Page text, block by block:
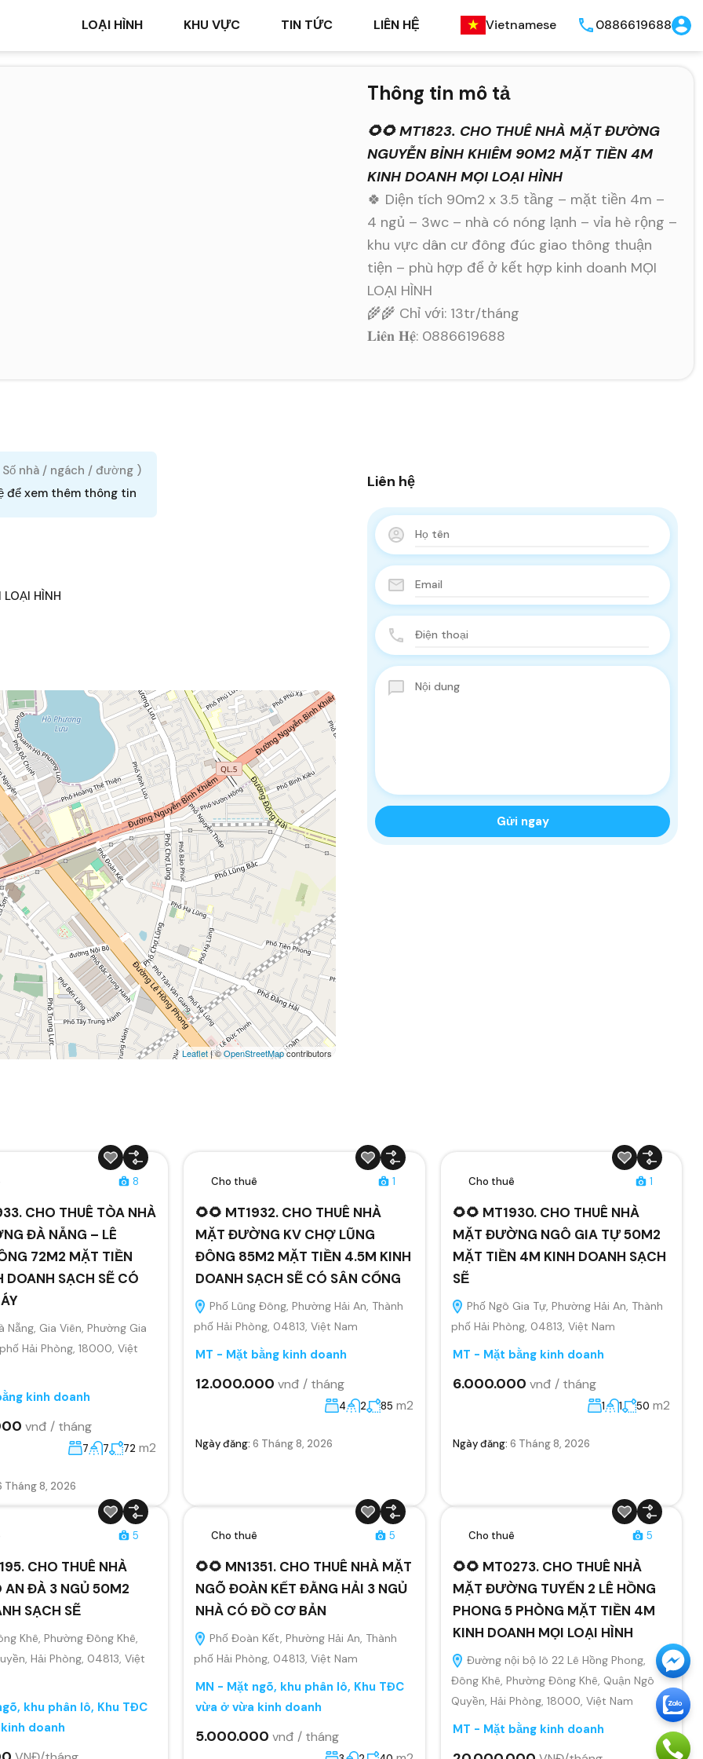
LOẠI HÌNH KHU VỰC TIN TỨC LIÊN HỆ Vietnamese 0886619688
Thông tin mô tả
🌻🌻 MT1823. CHO THUÊ NHÀ MẶT ĐƯỜNG
NGUYỄN BỈNH KHIÊM 90M2 MẶT TIỀN 4M
KINH DOANH MỌI LOẠI HÌNH
🍀 Diện tích 90m2 x 3.5 tầng – mặt tiền 4m –
4 ngủ – 3wc – nhà có nóng lạnh – vỉa hè rộng –
khu vực dân cư đông đúc giao thông thuận
tiện – phù hợp để ở kết hợp kinh doanh MỌI
LOẠI HÌNH
🌾🌾 Chỉ với: 13tr/tháng
𝐋𝐢𝐞̂𝐧 𝐇𝐞̣̂: 0886619688
nhà / ngách / đường )
để xem thêm thông tin
LOẠI HÌNH
Leaflet| ©OpenStreetMapcontributors
Liên hệ
8
CHO THUÊ TÒA NHÀ
ĐÀ NẴNG – LÊ
72M2 MẶT TIỀN
DOANH SẠCH SẼ CÓ
Gia Viên, Phường Gia
Hải Phòng, 18000, Việt
kinh doanh
vnđ / tháng
7 7 72 m2
Tháng 8, 2026
Cho thuê 1
🌻🌻 MT1932. CHO THUÊ NHÀ
MẶT ĐƯỜNG KV CHỢ LŨNG
ĐÔNG 85M2 MẶT TIỀN 4.5M KINH
DOANH SẠCH SẼ CÓ SÂN CỔNG
Phố Lũng Đông, Phường Hải An, Thành
phố Hải Phòng, 04813, Việt Nam
MT - Mặt bằng kinh doanh
12.000.000 vnđ / tháng
4 2 85 m2
Ngày đăng: 6 Tháng 8, 2026
Cho thuê 1
🌻🌻 MT1930. CHO THUÊ NHÀ
MẶT ĐƯỜNG NGÔ GIA TỰ 50M2
MẶT TIỀN 4M KINH DOANH SẠCH
SẼ
Phố Ngô Gia Tự, Phường Hải An, Thành
phố Hải Phòng, 04813, Việt Nam
MT - Mặt bằng kinh doanh
6.000.000 vnđ / tháng
1 1 50 m2
Ngày đăng: 6 Tháng 8, 2026
5
CHO THUÊ NHÀ
AN ĐÀ 3 NGỦ 50M2
SẠCH SẼ
Khê, Phường Đông Khê,
Hải Phòng, 04813, Việt
khu phân lô, Khu TĐC
doanh
Cho thuê 5
🌻🌻 MN1351. CHO THUÊ NHÀ MẶT
NGÕ ĐOÀN KẾT ĐẰNG HẢI 3 NGỦ
NHÀ CÓ ĐỒ CƠ BẢN
Phố Đoàn Kết, Phường Hải An, Thành
phố Hải Phòng, 04813, Việt Nam
MN - Mặt ngõ, khu phân lô, Khu TĐC
vừa ở vừa kinh doanh
5.000.000 vnđ / tháng
Cho thuê 5
🌻🌻 MT0273. CHO THUÊ NHÀ
MẶT ĐƯỜNG TUYẾN 2 LÊ HỒNG
PHONG 5 PHÒNG MẶT TIỀN 4M
KINH DOANH MỌI LOẠI HÌNH
Đường nội bộ lô 22 Lê Hồng Phong,
Đông Khê, Phường Đông Khê, Quận Ngô
Quyền, Hải Phòng, 18000, Việt Nam
MT - Mặt bằng kinh doanh